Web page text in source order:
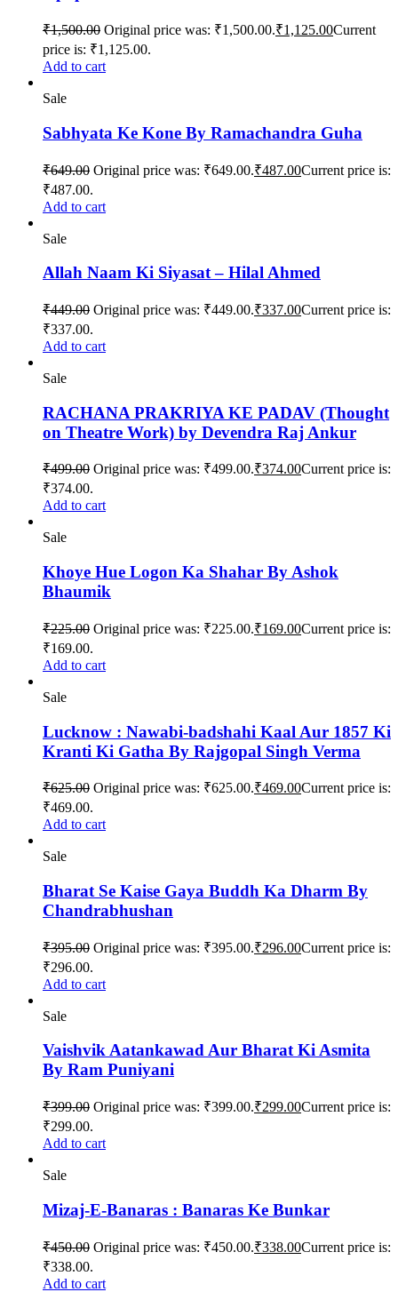
₹1,500.00 Original price was: ₹1,500.00.₹1,125.00Current
price is: ₹1,125.00.
Add to cart
Sale
Sabhyata Ke Kone By Ramachandra Guha
₹649.00 Original price was: ₹649.00.₹487.00Current price is:
₹487.00.
Add to cart
Sale
Allah Naam Ki Siyasat – Hilal Ahmed
₹449.00 Original price was: ₹449.00.₹337.00Current price is:
₹337.00.
Add to cart
Sale
RACHANA PRAKRIYA KE PADAV (Thought
on Theatre Work) by Devendra Raj Ankur
₹499.00 Original price was: ₹499.00.₹374.00Current price is:
₹374.00.
Add to cart
Sale
Khoye Hue Logon Ka Shahar By Ashok
Bhaumik
₹225.00 Original price was: ₹225.00.₹169.00Current price is:
₹169.00.
Add to cart
Sale
Lucknow : Nawabi-badshahi Kaal Aur 1857 Ki
Kranti Ki Gatha By Rajgopal Singh Verma
₹625.00 Original price was: ₹625.00.₹469.00Current price is:
₹469.00.
Add to cart
Sale
Bharat Se Kaise Gaya Buddh Ka Dharm By
Chandrabhushan
₹395.00 Original price was: ₹395.00.₹296.00Current price is:
₹296.00.
Add to cart
Sale
Vaishvik Aatankawad Aur Bharat Ki Asmita
By Ram Puniyani
₹399.00 Original price was: ₹399.00.₹299.00Current price is:
₹299.00.
Add to cart
Sale
Mizaj-E-Banaras : Banaras Ke Bunkar
₹450.00 Original price was: ₹450.00.₹338.00Current price is:
₹338.00.
Add to cart